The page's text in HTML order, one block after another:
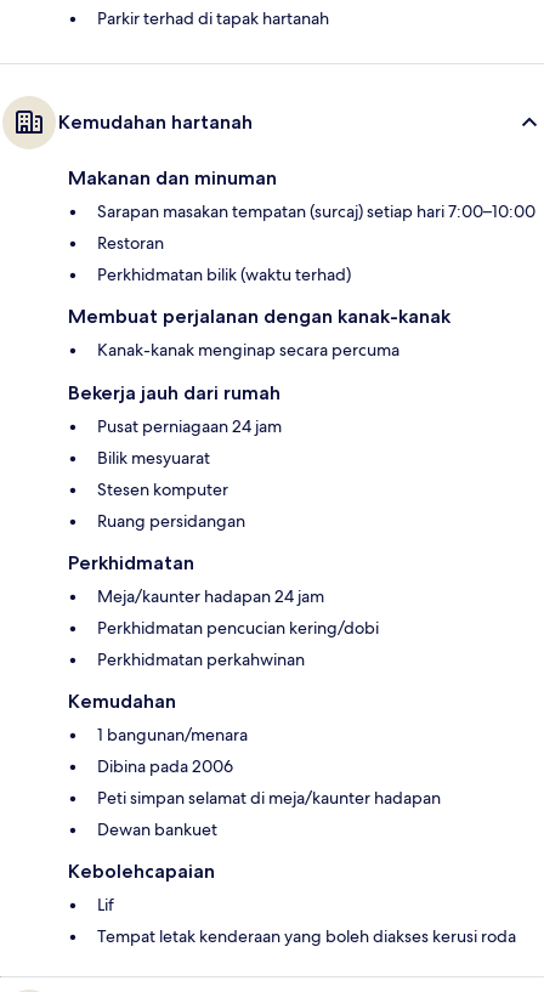
Parkir terhad di tapak hartanah
Kemudahan hartanah
Makanan dan minuman
Sarapan masakan tempatan (surcaj) setiap hari 7:00–10:00
Restoran
Perkhidmatan bilik (waktu terhad)
Membuat perjalanan dengan kanak-kanak
Kanak-kanak menginap secara percuma
Bekerja jauh dari rumah
Pusat perniagaan 24 jam
Bilik mesyuarat
Stesen komputer
Ruang persidangan
Perkhidmatan
Meja/kaunter hadapan 24 jam
Perkhidmatan pencucian kering/dobi
Perkhidmatan perkahwinan
Kemudahan
1 bangunan/menara
Dibina pada 2006
Peti simpan selamat di meja/kaunter hadapan
Dewan bankuet
Kebolehcapaian
Lif
Tempat letak kenderaan yang boleh diakses kerusi roda